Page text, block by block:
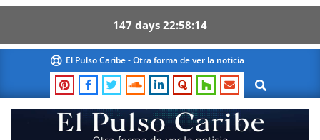
147 days 22 58 13
content
El Pulso Caribe - Otra forma de ver la noticia
Search